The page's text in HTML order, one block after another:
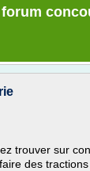
trouver sur
des